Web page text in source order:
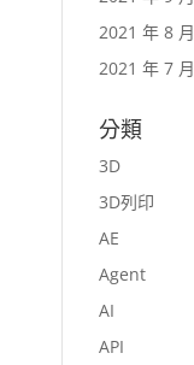
2021 年 8 月
2021 年 7 月
分類
3D
3D列印
AE
Agent
AI
API